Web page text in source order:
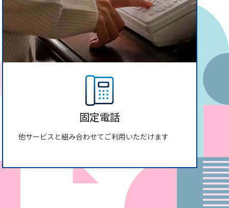
固定電話
他サービスと組み合わせてご利用いただけます